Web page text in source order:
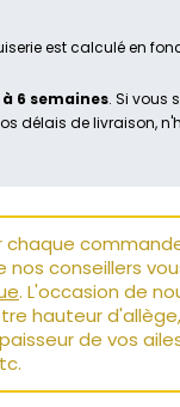
est calculé en
à 6 semaines. Si vous
délais de livraison,
chaque
nos conseillers
. L'occasion de
hauteur
de vos